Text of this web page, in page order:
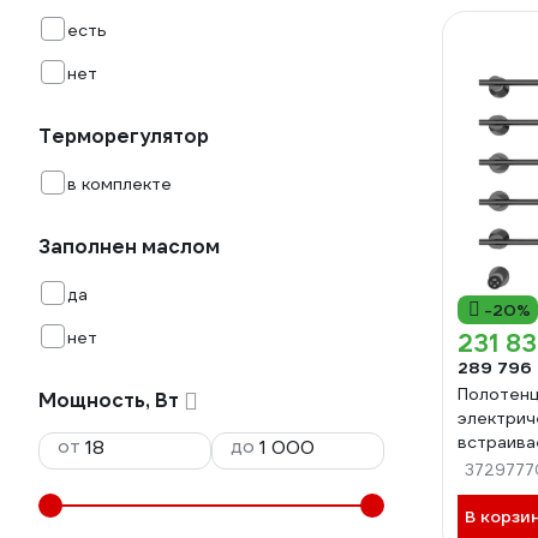
есть
нет
Терморегулятор
в комплекте
Заполнен маслом
да
нет
Мощность, Вт
от
до
-20%
231
289 796
WW-
В